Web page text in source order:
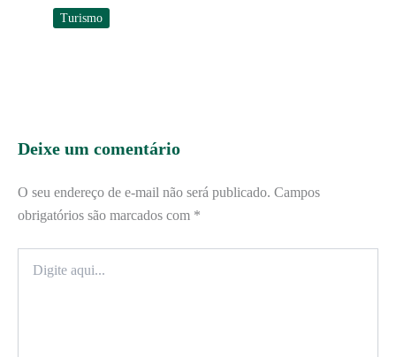
Turismo
Deixe um comentário
O seu endereço de e-mail não será publicado. Campos
obrigatórios são marcados com *
aqui...